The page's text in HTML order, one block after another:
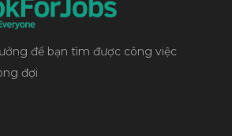
để bạn tìm được công việc
đợi